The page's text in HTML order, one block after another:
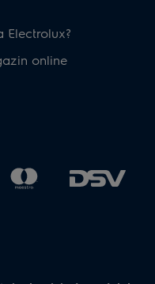
Electrolux?
online